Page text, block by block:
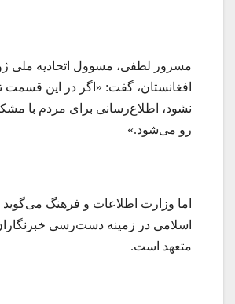
مسرور لطفی، مسوول اتحادیه ملی
افغانستان، گفت: «اگر در این
نشود، اطلاع‌رسانی برای مردم با
رو می‌شود.»
اما وزارت اطلاعات و فرهنگ
اسلامی در زمینه دست‌ر‌‌سی
متعهد است.